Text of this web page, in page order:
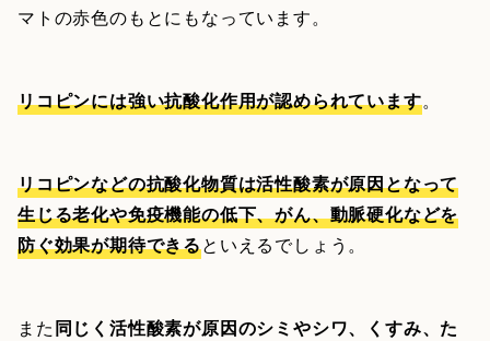
マトの赤色のもとにもなっています。
リコピンには強い抗酸化作用が認められています。
リコピンなどの抗酸化物質は活性酸素が原因となって
生じる老化や免疫機能の低下、がん、動脈硬化などを
防ぐ効果が期待できるといえるでしょう。
また同じく活性酸素が原因のシミやシワ、くすみ、た